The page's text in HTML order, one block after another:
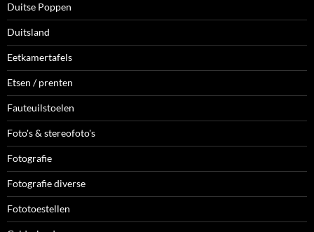
Duitse Poppen
Duitsland
Eetkamertafels
Etsen / prenten
Fauteuilstoelen
Foto's & stereofoto's
Fotografie
Fotografie diverse
Fototoestellen